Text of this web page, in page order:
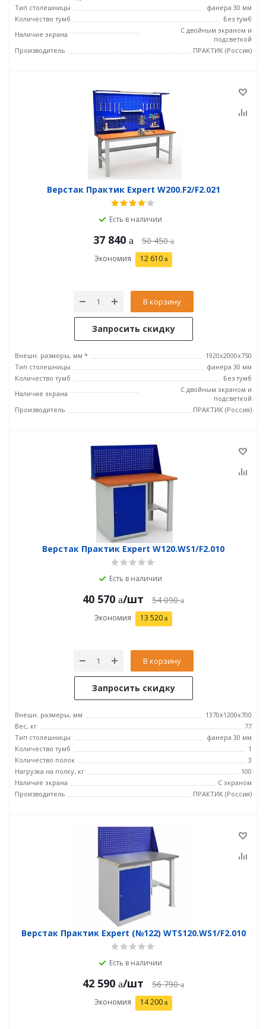
Тип столешницы
фанера 30 мм
Количество тумб
Без тумб
Наличие экрана
С двойным экраном и
подсветкой
Производитель
ПРАКТИК (Россия)
Верстак Практик Expert W200.F2/F2.021
Есть в наличии
37 840 50 450
Экономия 12 610
В корзину
Запросить скидку
Внешн. размеры, мм *
1920x2000x750
Тип столешницы
фанера 30 мм
Количество тумб
Без тумб
Наличие экрана
С двойным экраном и
подсветкой
Производитель
ПРАКТИК (Россия)
Верстак Практик Expert W120.WS1/F2.010
Есть в наличии
40 570 /шт 54 090
Экономия 13 520
В корзину
Запросить скидку
Внешн. размеры, мм
1370x1200x700
Вес, кг
77
Тип столешницы
фанера 30 мм
Количество тумб
1
Количество полок
3
Нагрузка на полку, кг
100
Наличие экрана
С экраном
Производитель
ПРАКТИК (Россия)
Верстак Практик Expert (№122) WTS120.WS1/F2.010
Есть в наличии
42 590 /шт 56 790
Экономия 14 200